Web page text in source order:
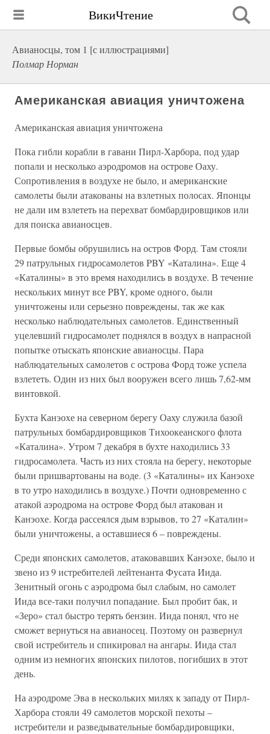
ВикиЧтение
Авианосцы, том 1 [с иллюстрациями]
Полмар Норман
Американская авиация уничтожена
Американская авиация уничтожена
Пока гибли корабли в гавани Пирл-Харбора, под удар
попали и несколько аэродромов на острове Оаху.
Сопротивления в воздухе не было, и американские
самолеты были атакованы на взлетных полосах. Японцы
не дали им взлететь на перехват бомбардировщиков или
для поиска авианосцев.
Первые бомбы обрушились на остров Форд. Там стояли
29 патрульных гидросамолетов PBY «Каталина». Еще 4
«Каталины» в это время находились в воздухе. В течение
нескольких минут все PBY, кроме одного, были
уничтожены или серьезно повреждены, так же как
несколько наблюдательных самолетов. Единственный
уцелевший гидросамолет поднялся в воздух в напрасной
попытке отыскать японские авианосцы. Пара
наблюдательных самолетов с острова Форд тоже успела
взлететь. Один из них был вооружен всего лишь 7,62-мм
винтовкой.
Бухта Канэохе на северном берегу Оаху служила базой
патрульных бомбардировщиков Тихоокеанского флота
«Каталина». Утром 7 декабря в бухте находились 33
гидросамолета. Часть из них стояла на берегу, некоторые
были пришвартованы на воде. (3 «Каталины» их Канэохе
в то утро находились в воздухе.) Почти одновременно с
атакой аэродрома на острове Форд был атакован и
Канэохе. Когда рассеялся дым взрывов, то 27 «Каталин»
были уничтожены, а оставшиеся 6 – повреждены.
Среди японских самолетов, атаковавших Канэохе, было и
звено из 9 истребителей лейтенанта Фусата Иида.
Зенитный огонь с аэродрома был слабым, но самолет
Иида все-таки получил попадание. Был пробит бак, и
«Зеро» стал быстро терять бензин. Иида понял, что не
сможет вернуться на авианосец. Поэтому он развернул
свой истребитель и спикировал на ангары. Иида стал
одним из немногих японских пилотов, погибших в этот
день.
На аэродроме Эва в нескольких милях к западу от Пирл-
Харбора стояли 49 самолетов морской пехоты –
истребители и разведывательные бомбардировщики,